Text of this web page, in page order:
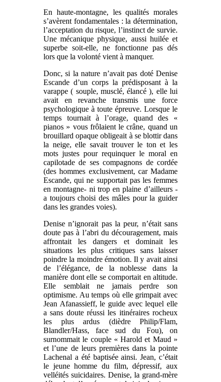
En haute-montagne, les qualités morales
s’avèrent fondamentales : la détermination,
l’acceptation du risque, l’instinct de survie.
Une mécanique physique, aussi huilée et
superbe soit-elle, ne fonctionne pas dés
lors que la volonté vient à manquer.
Donc, si la nature n’avait pas doté Denise
Escande d’un corps la prédisposant à la
varappe ( souple, musclé, élancé ), elle lui
avait en revanche transmis une force
psychologique à toute épreuve. Lorsque le
temps tournait à l’orage, quand des «
pianos » vous frôlaient le crâne, quand un
brouillard opaque obligeait à se blottir dans
la neige, elle savait trouver le ton et les
mots justes pour requinquer le moral en
capilotade de ses compagnons de cordée
(des hommes exclusivement, car Madame
Escande, qui ne supportait pas les femmes
en montagne- ni trop en plaine d’ailleurs -
a toujours choisi des mâles pour la guider
dans les grandes voies).
Denise n’ignorait pas la peur, n’était sans
doute pas à l’abri du découragement, mais
affrontait les dangers et dominait les
situations les plus critiques sans laisser
poindre la moindre émotion. Il y avait ainsi
de l’élégance, de la noblesse dans la
manière dont elle se comportait en altitude.
Elle semblait ne jamais perdre son
optimisme. Au temps où elle grimpait avec
Jean Afanassieff, le guide avec lequel elle
a sans doute réussi les itinéraires rocheux
les plus ardus (dièdre Philip/Flam,
Blandler/Hass, face sud du Fou), on
surnommait le couple « Harold et Maud »
et l’une de leurs premières dans la pointe
Lachenal a été baptisée ainsi. Jean, c’était
le jeune homme du film, dépressif, aux
velléités suicidaires. Denise, la grand-mère